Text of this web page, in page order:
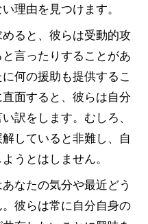
理由を見つけます。
ると、彼らは受動的攻
言ったりすることがあ
何の援助も提供するこ
面すると、彼らは自分
訳をします。むしろ、
していると非難し、自
うとはしません。
なたの気分や最近どう
彼らは常に自分自身の